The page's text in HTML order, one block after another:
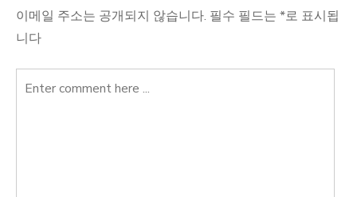
이메일 주소는 공개되지 않습니다. 필수 필드는 *로 표시됩
니다